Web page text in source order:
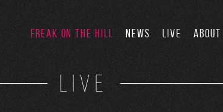
FREAK ON THE HILL NEWS LIVE ABOUT
LIVE